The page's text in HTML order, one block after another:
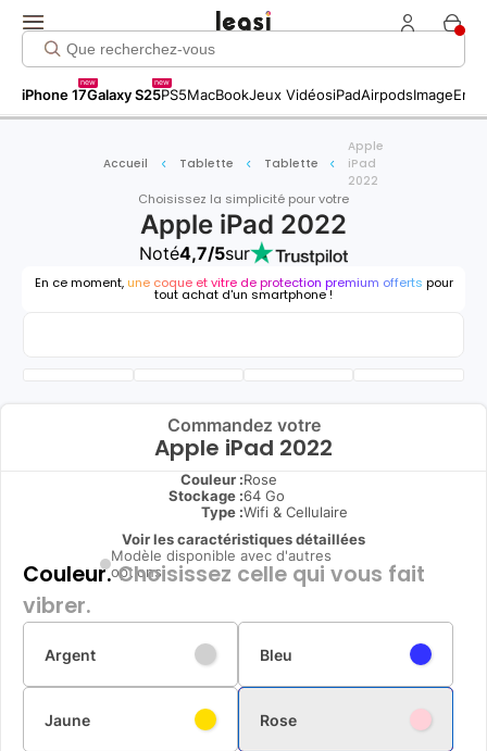
iPhone 17
new
Galaxy S25
new
PS5MacBookJeux VidéosiPadAirpodsImage
Accueil Tablette Tablette
Apple
iPad
2022
Choisissez la simplicité pour votre
Apple iPad 2022
Noté4,7/5sur
En ce moment, une coque et vitre de protection premium offerts pour
tout achat d'un smartphone !
Commandez votre
Apple iPad 2022
Couleur :Rose
Stockage :64 Go
Type :Wifi & Cellulaire
Voir les caractéristiques détaillées
Modèle disponible avec d'autres
options
Couleur.Choisissez celle qui vous fait
vibrer.
Argent Bleu
Jaune Rose